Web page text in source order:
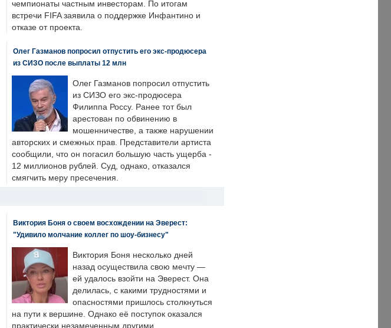
чемпионаты частным инвесторам. По итогам
встречи FIFA заявила о поддержке Инфантино и
отказе от проекта.
Олег Газманов попросил отпустить его экс-продюсера
из СИЗО после выплаты 12 млн
Олег Газманов попросил отпустить
из СИЗО его экс-продюсера
Филиппа Россу. Ранее тот был
арестован по обвинению в
мошенничестве, а также нарушении
авторских и смежных прав. Представители артиста
сообщили, что он погасил большую часть ущерба -
12 миллионов рублей. Суд, однако, отказался
смягчить меру пресечения.
Виктория Боня о своем восхождении на Эверест:
"Удивило молчание коллег по шоу-бизнесу"
Виктория Боня несколько дней
назад осуществила свою мечту —
ей удалось взойти на Эверест. Она
делилась, с какими трудностями и
опасностями пришлось столкнуться
на пути к вершине. Однако её поступок оказался
практически незамеченным другими